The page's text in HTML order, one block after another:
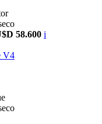
58.600 i
V4